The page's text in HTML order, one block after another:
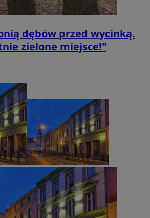
dębów przed wycinką.
zielone miejsce!"